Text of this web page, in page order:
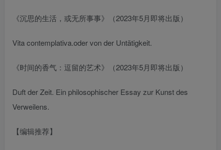
《沉思的生活，或无所事事》（2023年5月即将出版）
Vita contemplativa.oder von der Untätigkeit.
《时间的香气：逗留的艺术》（2023年5月即将出版）
Duft der Zeit. Ein philosophischer Essay zur Kunst des
Verweilens.
【编辑推荐】